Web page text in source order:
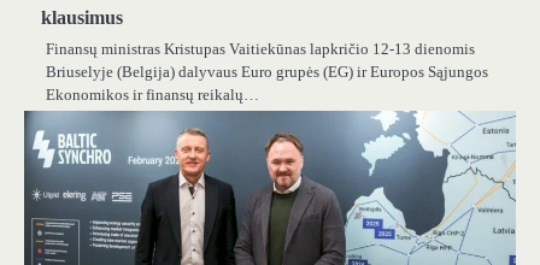
klausimus
Finansų ministras Kristupas Vaitiekūnas lapkričio 12-13 dienomis
Briuselyje (Belgija) dalyvaus Euro grupės (EG) ir Europos Sąjungos
Ekonomikos ir finansų reikalų…